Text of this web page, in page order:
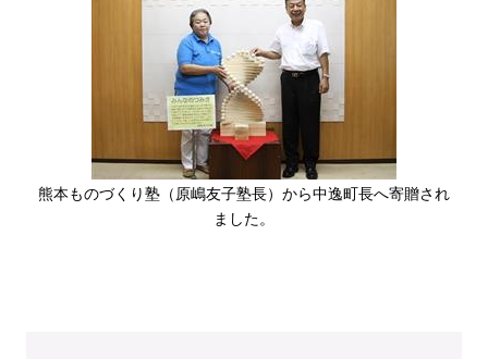
熊本ものづくり塾（原嶋友子塾長）から中逸町長へ寄贈され
ました。